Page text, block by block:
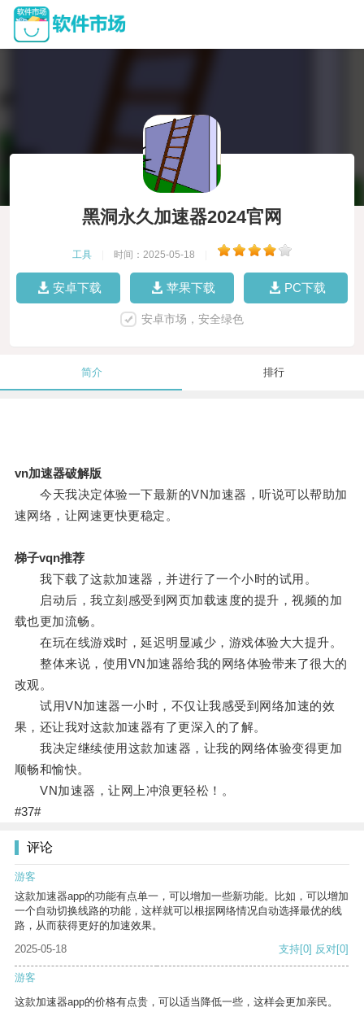
黑洞永久加速器2024官网
工具 时间：2025-05-18
安卓下载 苹果下载 PC下载
安卓市场，安全绿色
简介 排行
vn加速器破解版
今天我决定体验一下最新的VN加速器，听说可以帮助加
速网络，让网速更快更稳定。
梯子vqn推荐
我下载了这款加速器，并进行了一个小时的试用。
启动后，我立刻感受到网页加载速度的提升，视频的加
载也更加流畅。
在玩在线游戏时，延迟明显减少，游戏体验大大提升。
整体来说，使用VN加速器给我的网络体验带来了很大的
改观。
试用VN加速器一小时，不仅让我感受到网络加速的效
果，还让我对这款加速器有了更深入的了解。
我决定继续使用这款加速器，让我的网络体验变得更加
顺畅和愉快。
VN加速器，让网上冲浪更轻松！。
#37#
评论
游客
这款加速器app的功能有点单一，可以增加一些新功能。比如，可以增加
一个自动切换线路的功能，这样就可以根据网络情况自动选择最优的线
路，从而获得更好的加速效果。
2025-05-18
支持[0] 反对[0]
游客
这款加速器app的价格有点贵，可以适当降低一些，这样会更加亲民。